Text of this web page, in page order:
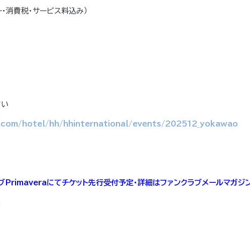
消費税・サービス料込み）
hotel/hh/hhinternational/events/202512_yokawao
Primaveraにてチケット先行受付予定・詳細はファンクラブメールマガジ